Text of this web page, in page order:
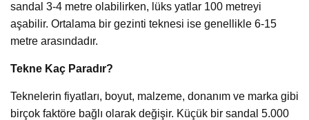
sandal 3-4 metre olabilirken, lüks yatlar 100 metreyi
aşabilir. Ortalama bir gezinti teknesi ise genellikle 6-15
metre arasındadır.
Tekne Kaç Paradır?
Teknelerin fiyatları, boyut, malzeme, donanım ve marka gibi
birçok faktöre bağlı olarak değişir. Küçük bir sandal 5.000